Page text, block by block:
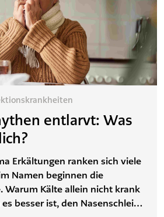
entlarvt: Was
Erkältungen ranken sich viele
Namen beginnen die
Warum Kälte allein nicht krank
besser ist, den Nasenschleim